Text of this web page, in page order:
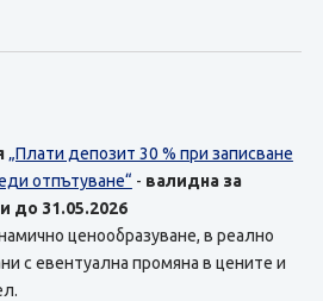
„Плати депозит 30 % при записване
отпътуване“ - валидна за
до 31.05.2026
ценообразуване, в реално
с евентуална промяна в цените и